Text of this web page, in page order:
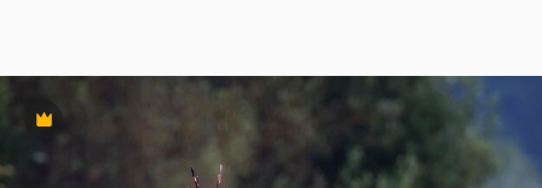
Premium